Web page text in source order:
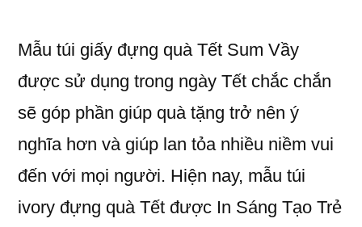
Mẫu túi giấy đựng quà Tết Sum Vầy
được sử dụng trong ngày Tết chắc chắn
sẽ góp phần giúp quà tặng trở nên ý
nghĩa hơn và giúp lan tỏa nhiều niềm vui
đến với mọi người. Hiện nay, mẫu túi
ivory đựng quà Tết được In Sáng Tạo Trẻ